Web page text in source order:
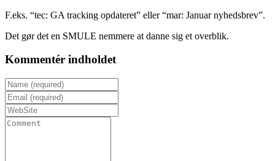
F.eks. “tec: GA tracking opdateret” eller “mar: Januar nyhedsbrev”.
Det gør det en SMULE nemmere at danne sig et overblik.
Kommentér indholdet